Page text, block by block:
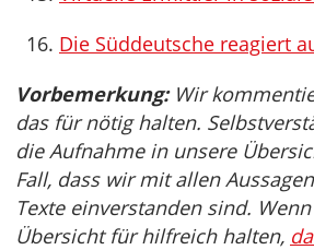
Die Süddeutsche reagiert
Vorbemerkung:Wir
das für nötig halten.
die Aufnahme in unsere
Fall, dass wir mit allen
Texte einverstanden sind.
Übersicht für hilfreich halten,